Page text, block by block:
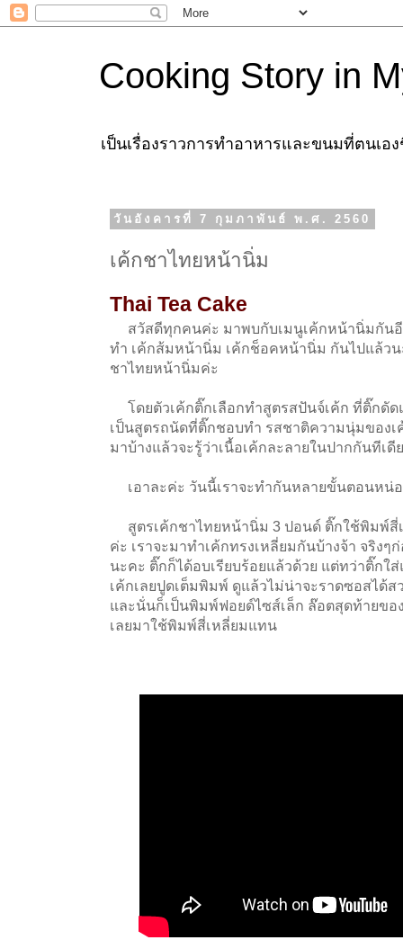
Cooking Story in
เป็นเรื่องราวการทำอาหารและขนมที่ตนเอ
วันอังคารที่ 7 กุมภาพันธ์ พ.ศ. 2560
เค้กชาไทยหน้านิ่ม
Thai Tea Cake
สวัสดีทุกคนค่ะ มาพบกับเมนูเค้กหน้านิ่มกัน
ทำ เค้กส้มหน้านิ่ม เค้กช็อคหน้านิ่ม กันไปแล้ว
ชาไทยหน้านิ่มค่ะ
โดยตัวเค้กติ๊กเลือกทำสูตรสปันจ์เค้ก ที่ติ๊กดั
เป็นสูตรถนัดที่ติ๊กชอบทำ รสชาติความนุ่มของเ
มาบ้างแล้วจะรู้ว่าเนื้อเค้กละลายในปากกันทีเดี
เอาละค่ะ วันนี้เราจะทำกันหลายขั้นตอนหน่อ
สูตรเค้กชาไทยหน้านิ่ม 3 ปอนด์ ติ๊กใช้พิมพ์สี่
ค่ะ เราจะมาทำเค้กทรงเหลี่ยมกันบ้างจ้า จริง
นะคะ ติ๊กก็ได้อบเรียบร้อยแล้วด้วย แต่ทว่าติ๊กใ
เค้กเลยปูดเต็มพิมพ์ ดูแล้วไม่น่าจะราดซอสได้ส
และนั่นก็เป็นพิมพ์ฟอยด์ไซส์เล็ก ล๊อตสุดท้ายข
เลยมาใช้พิมพ์สี่เหลี่ยมแทน